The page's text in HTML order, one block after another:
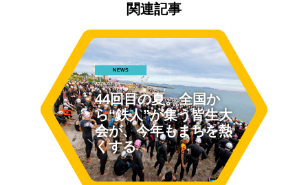
関連記事
NEWS
2026.07.05
44回目の夏。全国か
ら“鉄人”が集う皆生大
会が、今年もまちを熱
くする